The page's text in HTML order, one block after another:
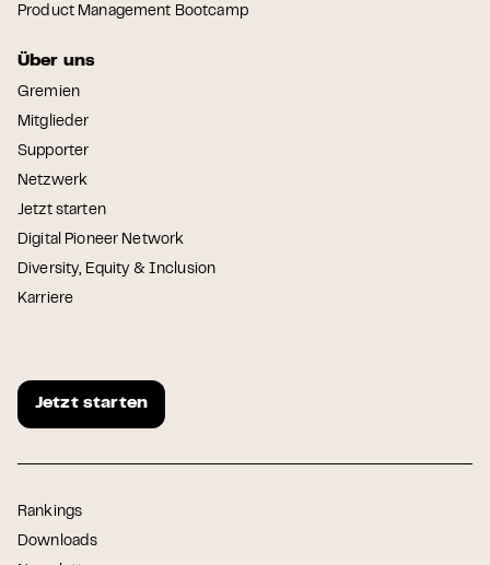
Product Management Bootcamp
Über uns
Gremien
Mitglieder
Supporter
Netzwerk
Jetzt starten
Digital Pioneer Network
Diversity, Equity & Inclusion
Karriere
Jetzt starten
Rankings
Downloads